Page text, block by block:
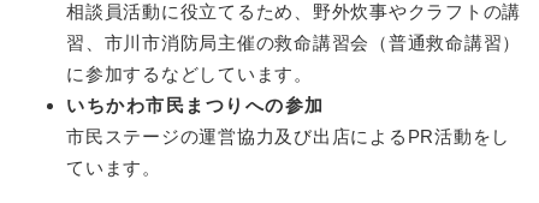
相談員活動に役立てるため、野外炊事やクラフトの講
習、市川市消防局主催の救命講習会（普通救命講習）
に参加するなどしています。
いちかわ市民まつりへの参加
市民ステージの運営協力及び出店によるPR活動をし
ています。